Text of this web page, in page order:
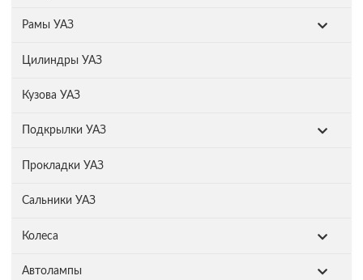
Рамы УАЗ
Цилиндры УАЗ
Кузова УАЗ
Подкрылки УАЗ
Прокладки УАЗ
Сальники УАЗ
Колеса
Автолампы